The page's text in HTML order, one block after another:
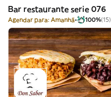
Bar restaurante serie 076
Agendar para: Amanhã 100%(15)